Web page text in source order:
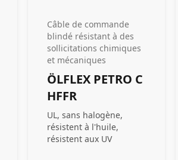
Câble de commande
blindé résistant à des
sollicitations chimiques
et mécaniques
ÖLFLEX PETRO C
HFFR
UL, sans halogène,
résistent à l'huile,
résistent aux UV